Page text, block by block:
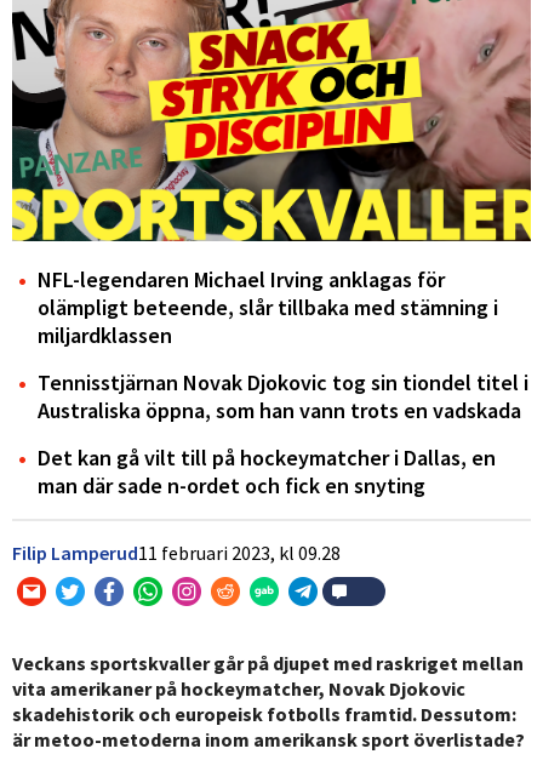
NFL-legendaren Michael Irving anklagas för
olämpligt beteende, slår tillbaka med stämning i
miljardklassen
Tennisstjärnan Novak Djokovic tog sin tiondel titel i
Australiska öppna, som han vann trots en vadskada
Det kan gå vilt till på hockeymatcher i Dallas, en
man där sade n-ordet och fick en snyting
Filip Lamperud11 februari 2023, kl 09.28
Veckans sportskvaller går på djupet med raskriget mellan
vita amerikaner på hockeymatcher, Novak Djokovic
skadehistorik och europeisk fotbolls framtid. Dessutom:
är metoo-metoderna inom amerikansk sport överlistade?